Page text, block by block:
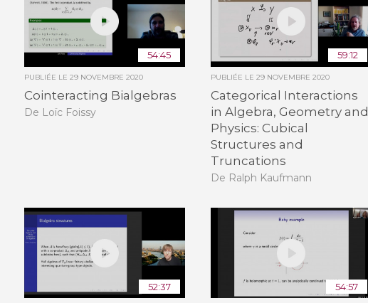
54:45
PUBLIÉE LE 29 NOVEMBRE 2020
Cointeracting Bialgebras
De Loïc Foissy
59:12
PUBLIÉE LE29 NOVEMBRE 2020
Categorical Interactions
in Algebra, Geometry and
Physics: Cubical
Structures and
Truncations
De Ralph Kaufmann
52:37 54:57